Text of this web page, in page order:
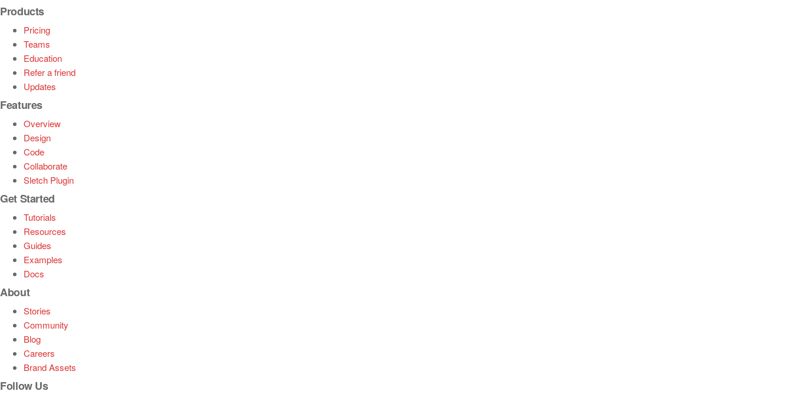
Products
Pricing
Teams
Education
Refer a friend
Updates
Features
Overview
Design
Code
Collaborate
Sletch Plugin
Get Started
Tutorials
Resources
Guides
Examples
Docs
About
Stories
Community
Blog
Careers
Brand Assets
Follow Us